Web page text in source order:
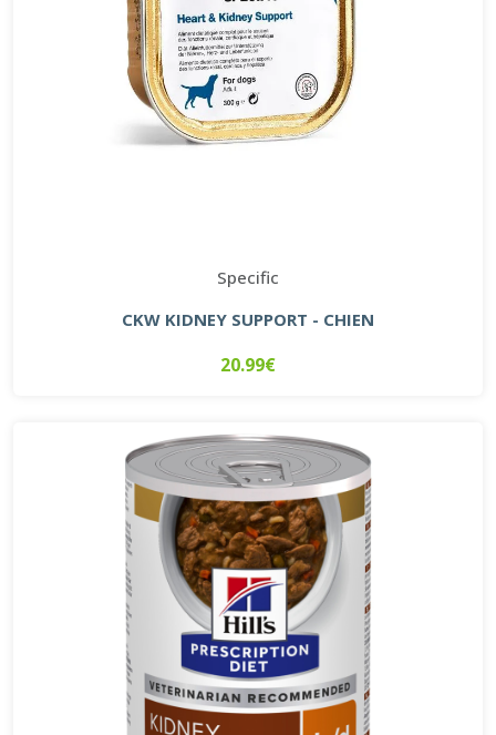
Specific
CKW KIDNEY SUPPORT - CHIEN
20.99€